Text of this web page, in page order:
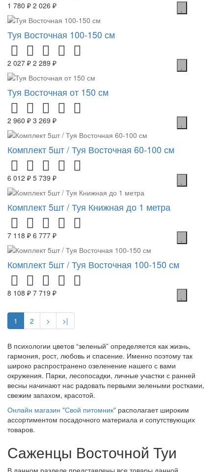
1 780 ₽ 2 026 ₽
Туя Восточная 100-150 см
2 027 ₽ 2 289 ₽
Туя Восточная от 150 см
2 960 ₽ 3 269 ₽
Комплект 5шт / Туя Восточная 60-100 см
6 012 ₽ 5 739 ₽
Комплект 5шт / Туя Книжная до 1 метра
7 118 ₽ 6 777 ₽
Комплект 5шт / Туя Восточная 100-150 см
8 108 ₽ 7 719 ₽
1 2 > >|
В психологии цветов “зеленый” определяется как жизнь,
гармония, рост, любовь и спасение. Именно поэтому так
широко распространено озеленение нашего с вами
окружения. Парки, лесопосадки, личные участки с ранней
весны начинают нас радовать первыми зелеными ростками,
свежим запахом, красотой.
Онлайн магазин "Свой питомник" располагает широким
ассортиментом посадочного материала и сопутствующих
товаров.
Саженцы Восточной Туи
В данном разделе представлены все товары данной